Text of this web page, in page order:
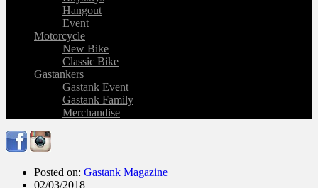
Hangout
Event
Motorcycle
New Bike
Classic Bike
Gastankers
Gastank Event
Gastank Family
Merchandise
Posted on: Gastank Magazine
02/03/2018